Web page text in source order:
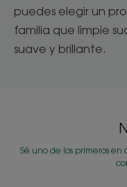
puedes elegir un
familia que limpie
suave y brillante.
Sé uno de los primeros